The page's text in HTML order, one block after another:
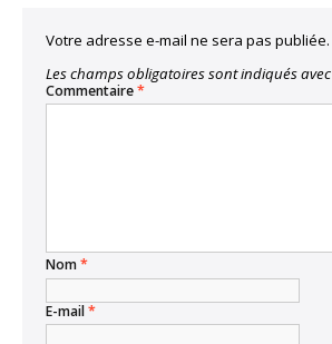
Votre adresse e-mail ne sera pas publiée.
Les champs obligatoires sont indiqués avec
Commentaire*
Nom*
E-mail*